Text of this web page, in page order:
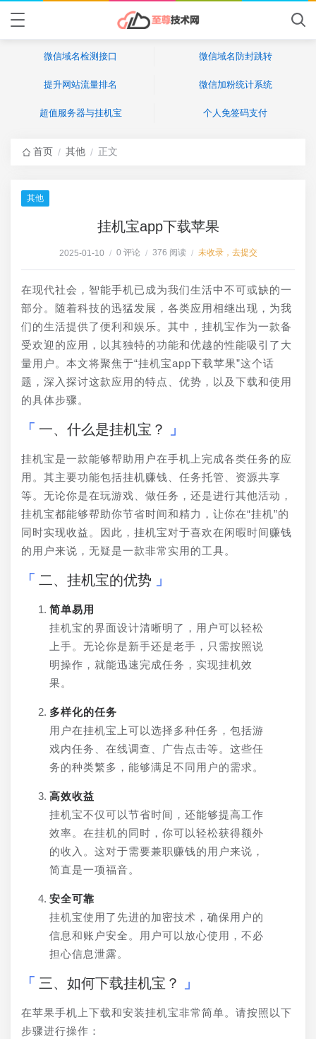
微信域名检测接口 微信域名防封跳转
提升网站流量排名 微信加粉统计系统
超值服务器与挂机宝 个人免签码支付
首页 / 其他 / 正文
其他
挂机宝app下载苹果
2025-01-10 / 0 评论 / 376 阅读 / 未收录，去提交
在现代社会，智能手机已成为我们生活中不可或缺的一
部分。随着科技的迅猛发展，各类应用相继出现，为我
们的生活提供了便利和娱乐。其中，挂机宝作为一款备
受欢迎的应用，以其独特的功能和优越的性能吸引了大
量用户。本文将聚焦于“挂机宝app下载苹果”这个话
题，深入探讨这款应用的特点、优势，以及下载和使用
的具体步骤。
一、什么是挂机宝？
挂机宝是一款能够帮助用户在手机上完成各类任务的应
用。其主要功能包括挂机赚钱、任务托管、资源共享
等。无论你是在玩游戏、做任务，还是进行其他活动，
挂机宝都能够帮助你节省时间和精力，让你在“挂机”的
同时实现收益。因此，挂机宝对于喜欢在闲暇时间赚钱
的用户来说，无疑是一款非常实用的工具。
二、挂机宝的优势
简单易用
挂机宝的界面设计清晰明了，用户可以轻松
上手。无论你是新手还是老手，只需按照说
明操作，就能迅速完成任务，实现挂机效
果。
多样化的任务
用户在挂机宝上可以选择多种任务，包括游
戏内任务、在线调查、广告点击等。这些任
务的种类繁多，能够满足不同用户的需求。
高效收益
挂机宝不仅可以节省时间，还能够提高工作
效率。在挂机的同时，你可以轻松获得额外
的收入。这对于需要兼职赚钱的用户来说，
简直是一项福音。
安全可靠
挂机宝使用了先进的加密技术，确保用户的
信息和账户安全。用户可以放心使用，不必
担心信息泄露。
三、如何下载挂机宝？
在苹果手机上下载和安装挂机宝非常简单。请按照以下
步骤进行操作：